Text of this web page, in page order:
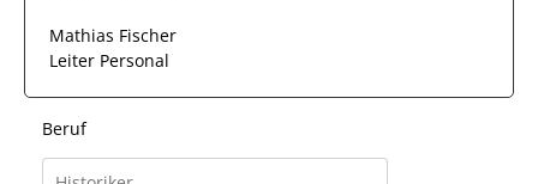
Mathias Fischer
Leiter Personal
Beruf